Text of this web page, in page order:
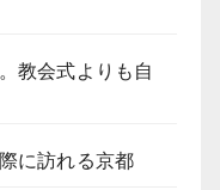
教会式よりも自
に訪れる京都